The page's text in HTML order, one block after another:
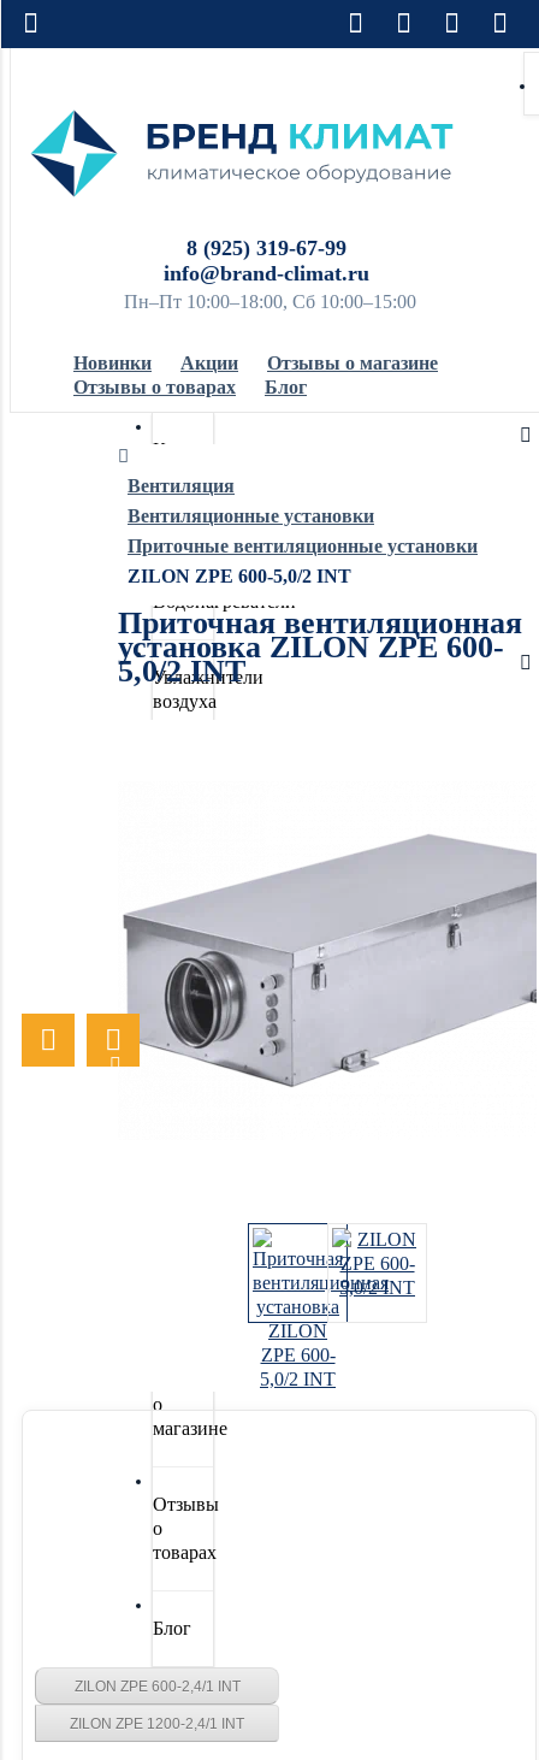
8 (925) 319-67-99
info@brand-climat.ru
Пн–Пт 10:00–18:00, Сб 10:00–15:00
Новинки Акции
Отзывы о магазине
Отзывы о товарах
Блог
Кондиционеры
Обогреватели
Водонагреватели
Увлажнители
воздуха
Осушители
воздуха
Отопление
Вентиляция
о
магазине
Отзывы
о
товарах
Блог
Вентиляция
Вентиляционные установки
Приточные вентиляционные установки
ZILON ZPE 600-5,0/2 INT
Приточная вентиляционная
установка ZILON ZPE 600-
5,0/2 INT
ZILON ZPE 600-2,4/1 INT
ZILON ZPE 1200-2,4/1 INT